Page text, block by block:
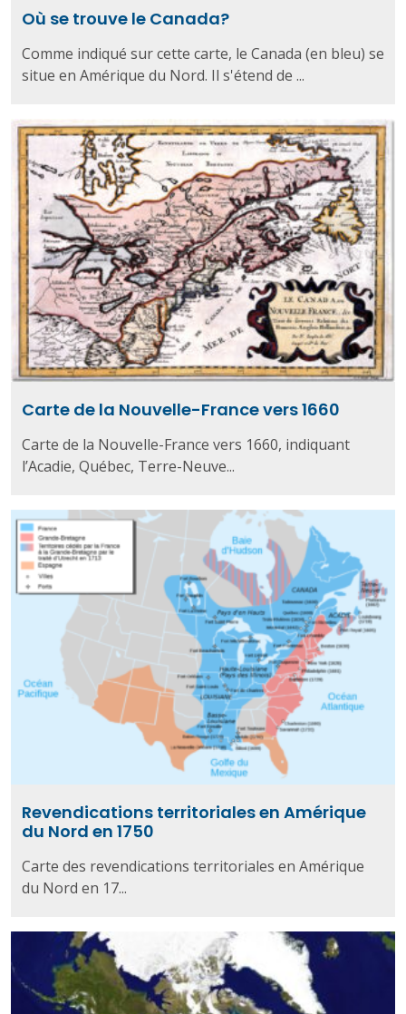
Où se trouve le Canada?
Comme indiqué sur cette carte, le Canada (en bleu) se
situe en Amérique du Nord. Il s'étend de ...
Carte de la Nouvelle-France vers 1660
Carte de la Nouvelle-France vers 1660, indiquant
l’Acadie, Québec, Terre-Neuve...
Revendications territoriales en Amérique
du Nord en 1750
Carte des revendications territoriales en Amérique
du Nord en 17...